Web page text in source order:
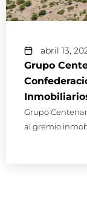
abril 13,
Grupo
Grupo
al gremio